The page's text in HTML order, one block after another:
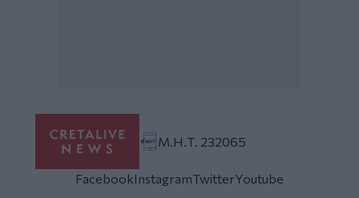
Μ.Η.Τ. 232065
FacebookInstagramTwitterYoutube